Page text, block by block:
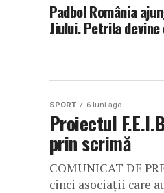
Padbol România
Jiului. Petrila
SPORT 6 luni ago
Proiectul
prin scrimă
COMUNICAT DE
cinci asociații care